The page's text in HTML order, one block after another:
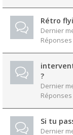
Rétro
Dernier
Réponses
?
Dernier
Réponses
Si tu
Dernier